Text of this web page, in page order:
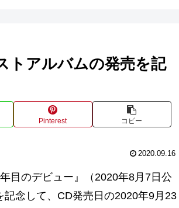
トアルバムの発売を記
Pinterest コピー
2020.09.16
目のデビュー』（2020年8月7日公
念して、CD発売日の2020年9月23